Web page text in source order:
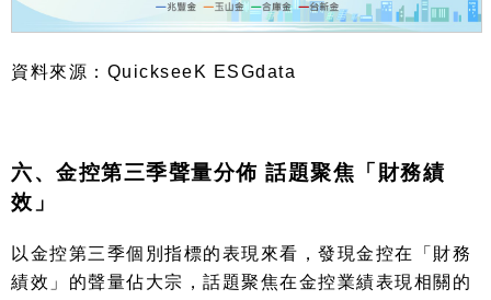
資料來源： QuickseeK ESGdata
六、金控第三季聲量分佈 話題聚焦「財務績
效」
以金控第三季個別指標的表現來看，發現金控在「財務
績效」的聲量佔大宗，話題聚焦在金控業績表現相關的